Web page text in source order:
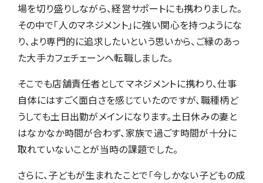
場を切り盛りしながら、経営サポートにも携わりました。
その中で「人のマネジメント」に強い関心を持つようにな
り、より専門的に追求したいという思いから、ご縁のあっ
た大手カフェチェーンへ転職しました。
そこでも店舗責任者としてマネジメントに携わり、仕事
自体にはすごく面白さを感じていたのですが、職種柄ど
うしても土日出勤がメインになります。土日休みの妻と
はなかなか時間が合わず、家族で過ごす時間が十分に
取れていないことが当時の課題でした。
さらに、子どもが生まれたことで「今しかない子どもの成